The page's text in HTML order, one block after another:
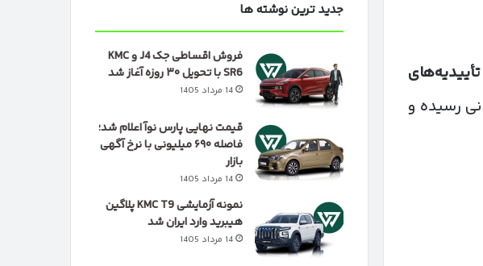
تأییدیه‌های
رسیده و
جدید ترین نوشته ها
فروش اقساطی جک J4 و KMC
SR6 با تحویل ۳۰ روزه آغاز شد
14 مرداد 1405
قیمت نهایی پارس نوآ اعلام شد؛
فاصله ۶۹۰ میلیونی با نرخ آگهی
بازار
14 مرداد 1405
نمونه آزمایشی KMC T9 پلاگین
هیبرید وارد ایران شد
14 مرداد 1405